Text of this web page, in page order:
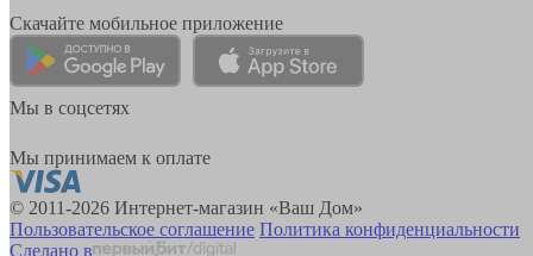
Скачайте мобильное приложение
Мы в соцсетях
Мы принимаем к оплате
© 2011-2026 Интернет-магазин «Ваш Дом»
Пользовательское соглашение Политика конфиденциальности
Сделано в